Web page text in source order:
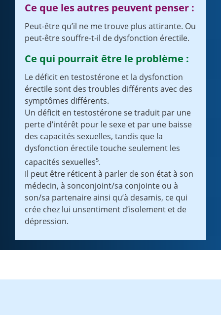
Ce que les autres peuvent penser :
Peut-être qu’il ne me trouve plus attirante. Ou
peut-être souffre-t-il de dysfonction érectile.
Ce qui pourrait être le problème :
Le déficit en testostérone et la dysfonction
érectile sont des troubles différents avec des
symptômes différents.
Un déficit en testostérone se traduit par une
perte d’intérêt pour le sexe et par une baisse
des capacités sexuelles, tandis que la
dysfonction érectile touche seulement les
capacités sexuelles5.
Il peut être réticent à parler de son état à son
médecin, à sonconjoint/sa conjointe ou à
son/sa partenaire ainsi qu’à desamis, ce qui
crée chez lui unsentiment d’isolement et de
dépression.